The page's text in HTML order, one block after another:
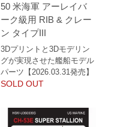
50 米海軍 アーレイバ
ーク級用 RIB & クレー
ン タイプIII
3Dプリントと3Dモデリン
グが実現させた艦船モデル
パーツ【2026.03.31発売】
SOLD OUT